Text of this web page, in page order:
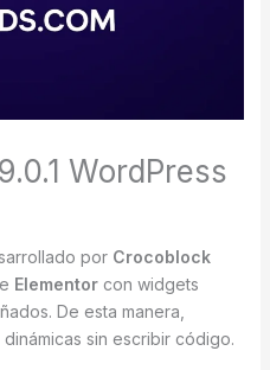
WordPress
por Crocoblock
Elementorcon widgets
De esta manera,
sin escribir código.